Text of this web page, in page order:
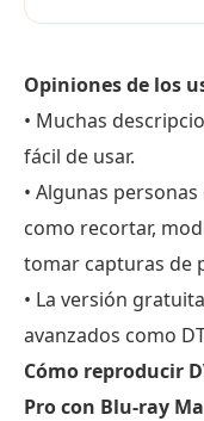
Opiniones de los
• Muchas
fácil de usar.
• Algunas
como recortar,
tomar capturas de
• La versión
avanzados como
Cómo reproducir
Pro con Blu-ray